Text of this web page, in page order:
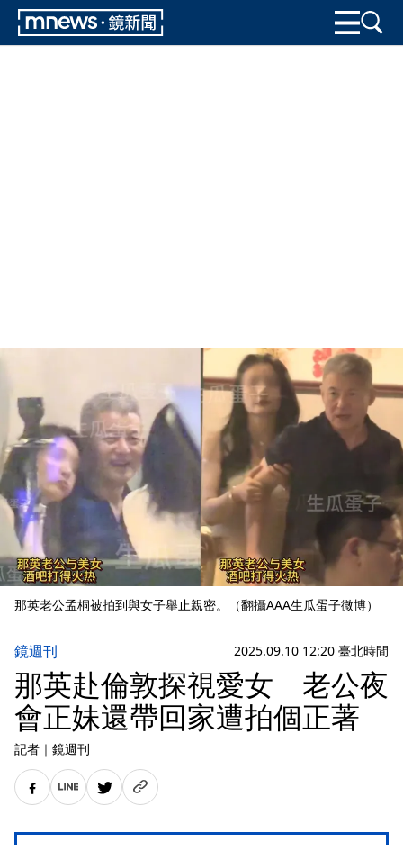
那英老公孟桐被拍到與女子舉止親密。（翻攝AAA生瓜蛋子微博）
鏡週刊 2025.09.10 12:20 臺北時間
那英赴倫敦探視愛女 老公夜
會正妹還帶回家遭拍個正著
記者 ｜ 鏡週刊